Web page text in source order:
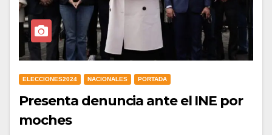
ELECCIONES2024 NACIONALES PORTADA
Presenta denuncia ante el INE por
moches